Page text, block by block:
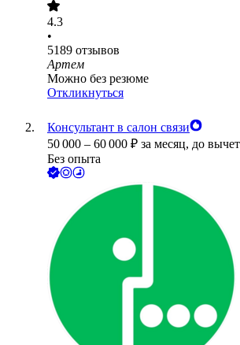
4.3
•
5189 отзывов
Артем
Можно без резюме
Откликнуться
Консультант в салон связи
50 000 – 60 000 ₽ за месяц, до
Без опыта